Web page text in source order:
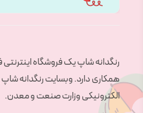
رنگدانه شاپ یک فروشگاه
همکاری دارد. وبسایت رنگدانه شاپ
الکترونیکی وزارت صنعت و معدن.